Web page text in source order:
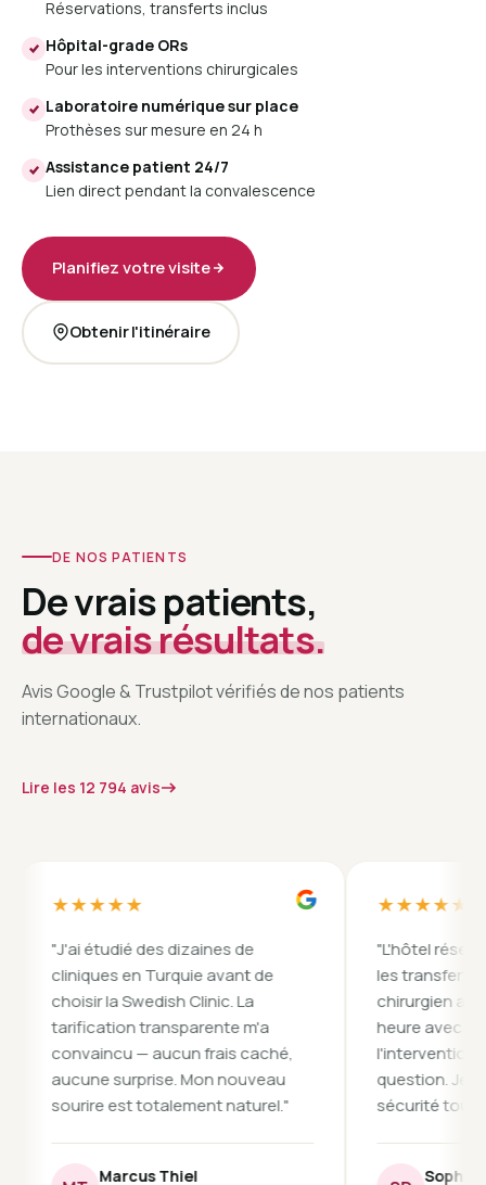
Réservations, transferts inclus
Hôpital-grade ORs
Pour les interventions chirurgicales
Laboratoire numérique sur place
Prothèses sur mesure en 24 h
Assistance patient 24/7
Lien direct pendant la convalescence
Planifiez votre visite
Obtenir l'itinéraire
DE NOS PATIENTS
De vrais patients,
de vrais résultats.
Avis Google & Trustpilot vérifiés de nos patients
internationaux.
Lire les 12 794 avis
★★★★★
"J'ai étudié des dizaines de
cliniques en Turquie avant de
choisir la Swedish Clinic. La
tarification transparente m'a
convaincu — aucun frais caché,
aucune surprise. Mon nouveau
sourire est totalement naturel."
Marcus Thiel
★★★★★
"L'hôtel réservé
les transferts à
chirurgien a passé
heure avec moi
l'intervention à
question. Je me
sécurité tout le
Sophia